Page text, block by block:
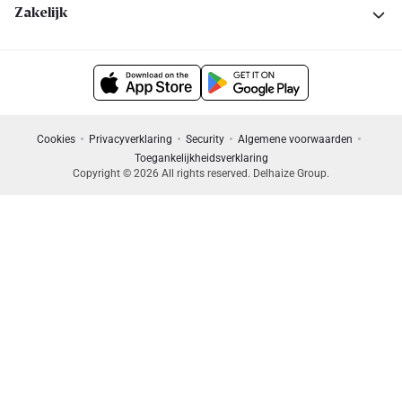
Zakelijk
Cookies Privacyverklaring Security
Algemene voorwaarden
Toegankelijkheidsverklaring
Copyright © 2026 All rights reserved. Delhaize Group.